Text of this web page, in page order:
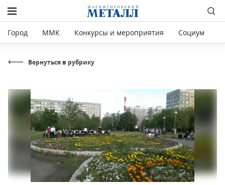
Город ММК Конкурсы и мероприятия Социум
Вернуться в рубрику